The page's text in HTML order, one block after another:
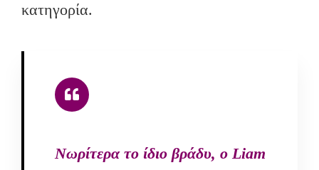
κατηγορία.
Νωρίτερα το ίδιο βράδυ, ο Liam